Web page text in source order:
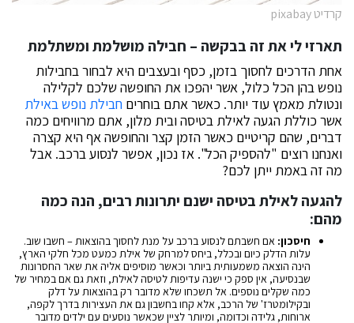
קרדיט pixabay
תארזי לי את זה בבקשה – חבילה מושלמת ומשתלמת
אחת הדרכים לחסוך בזמן, כסף ובעצבים היא לבחור בחבילות
נופש בהן הכל כלול, אשר יהפכו את החופשה שלכם לקלילה
ונטולת מאמץ עוד יותר. כאשר אתם בוחרים חבילת נופש באילת
אשר כוללת הגעה לאילת בטיסה ובית מלון, אתם מרוויחים כמה
דברים, שהם קריטיים כאשר הזמן קצר והחופשה אף היא קצרה
ואנחנו רוצים "להספיק הכל". אז נכון, אפשר לנסוע ברכב. אבל
מה זה באמת ייתן לכם?
להגעה לאילת בטיסה ישנם יתרונות רבים, הנה כמה
מהם:
חיסכון: אם חשבתם לנסוע ברכב על מנת לחסוך בהוצאות – חשבו שוב.
עלות הדלק כיום ובכלל, ביחס למרחק של אילת כמעט מכל חלקי הארץ,
הינה הוצאה משמעותית ביותר וכאשר מוסיפים אליה את שאר החסרונות
שבנסיעה, אין ספק כי ישנה עדיפות לטיסה לאילת, וזאת גם אם במחיר של
כמה שקלים נוספים. אל תשכחו שלא מדובר רק בהוצאות על דלק
ובקילומטרז' של הרכב, אלא קחו בחשבון גם את העצירות בדרך לקפה,
ארוחות, גלידה וכדומה, ומיותר לציין שכאשר נוסעים עם ילדים מדובר